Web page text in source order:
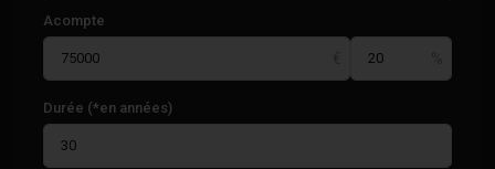
Acompte
Durée (*en années)